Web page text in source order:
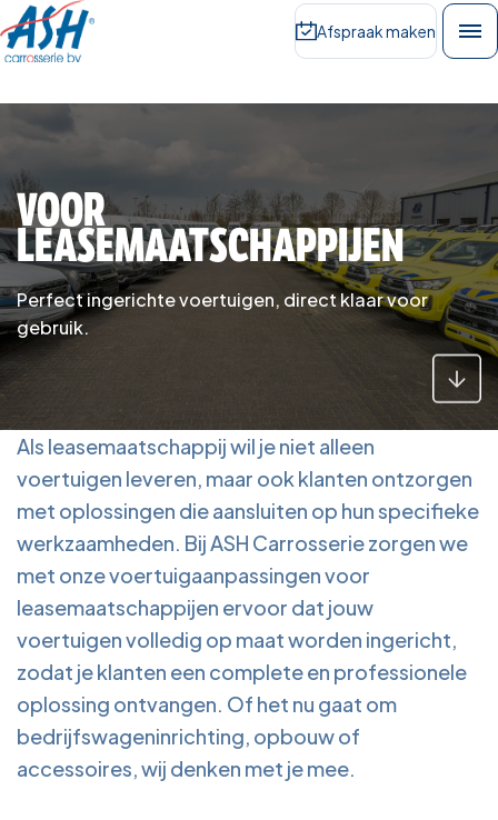
Afspraak maken
VOOR
LEASEMAATSCHAPPIJEN
Perfect ingerichte voertuigen, direct klaar voor
gebruik.
Als leasemaatschappij wil je niet alleen
voertuigen leveren, maar ook klanten ontzorgen
met oplossingen die aansluiten op hun specifieke
werkzaamheden. Bij ASH Carrosserie zorgen we
met onze voertuigaanpassingen voor
leasemaatschappijen ervoor dat jouw
voertuigen volledig op maat worden ingericht,
zodat je klanten een complete en professionele
oplossing ontvangen. Of het nu gaat om
bedrijfswageninrichting, opbouw of
accessoires, wij denken met je mee.